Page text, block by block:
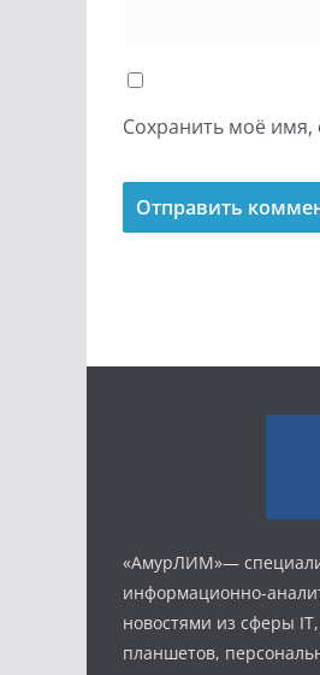
Сохранить моё имя,
«АмурЛИМ»—
информационно-
новостями из сферы
планшетов,